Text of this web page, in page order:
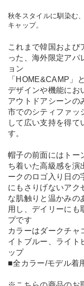
秋冬スタイルに馴染む
キャップ。
これまで韓国および
った、海外限定アパ
ョン
「HOME&CAMP」
デザインや機能にお
アウトドアシーンの
市でのシティファッ
して広い支持を得て
す。
帽子の前面にはトー
ち着いた高級感を演
ークのロゴ入り日の
にもさりげないアク
な肌触りと温かみの
用し、デイリーにも
プです
カラーはダークチャ
イトブルー、ライト
ップ
■全カラー/モデル着